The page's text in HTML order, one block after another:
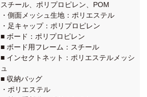
スチール、ポリプロピレン、POM
・側面メッシュ生地：ポリエステル
・足キャップ：ポリプロピレン
■ ボード：ポリプロピレン
■ ボード用フレーム：スチール
■ インセクトネット：ポリエステルメッシ
ュ
■ 収納バッグ
・ポリエステル